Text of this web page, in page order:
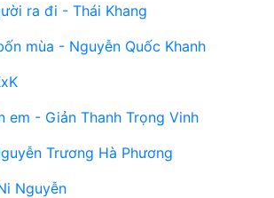
ra đi - Thái Khang
mùa - Nguyễn Quốc Khanh
em - Giản Thanh Trọng Vinh
Trương Hà Phương
Nguyễn